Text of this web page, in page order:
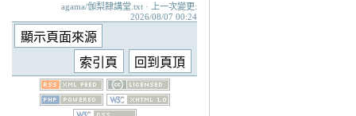
agama/伽梨隸講堂.txt · 上一次變更:
2026/08/07 00:24